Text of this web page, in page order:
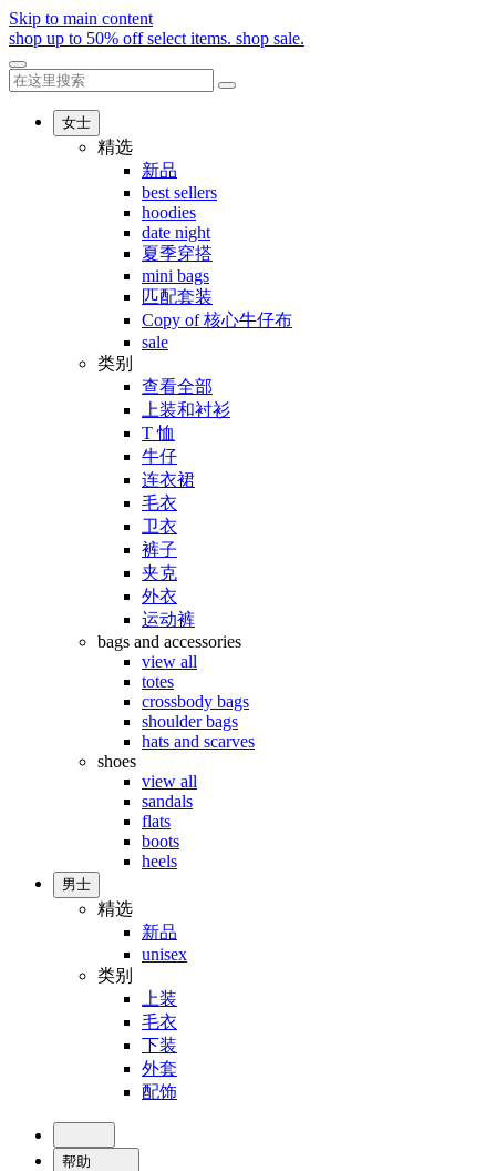
Skip to main content
shop up to 50% off select items. shop sale.
女士
精选
新品
best sellers
hoodies
date night
夏季穿搭
mini bags
匹配套装
Copy of 核心牛仔布
sale
类别
查看全部
上装和衬衫
T 恤
牛仔
连衣裙
毛衣
卫衣
裤子
夹克
外衣
运动裤
bags and accessories
view all
totes
crossbody bags
shoulder bags
hats and scarves
shoes
view all
sandals
flats
boots
heels
男士
精选
新品
unisex
类别
上装
毛衣
下装
外套
配饰
帮助